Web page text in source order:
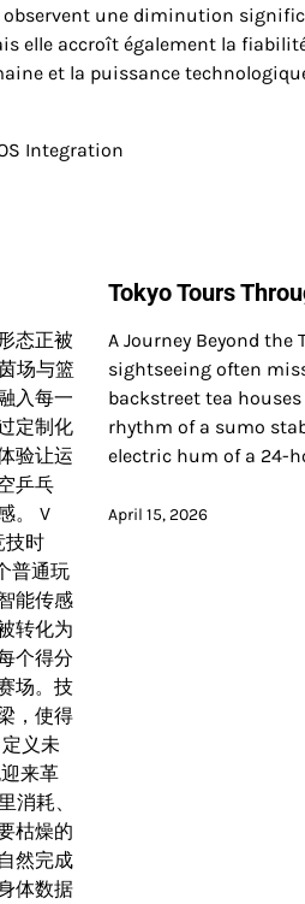
une diminution
elle accroît également la
et la puissance
Integration
态正被
场与篮
入每一
定制化
验让运
乒乓
。 V
技时
普通玩
能传感
转化为
个得分
场。技
，使得
义未
来革
消耗、
枯燥的
然完成
体数据
Tokyo Tours
A Journey Beyond
sightseeing often
backstreet tea
rhythm of a sumo
electric hum of a 24-
April 15, 2026